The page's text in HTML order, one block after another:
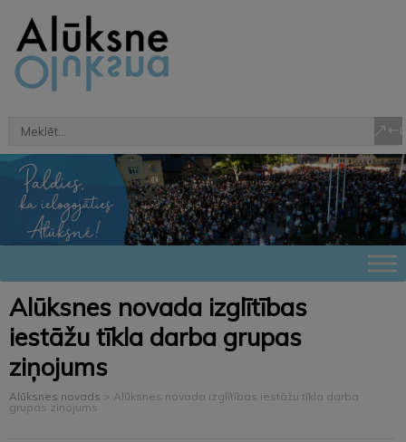
Alūksnes novada izglītības
iestāžu tīkla darba grupas
ziņojums
Alūksnes novads > Alūksnes novada izglītības iestāžu tīkla darba
grupas ziņojums